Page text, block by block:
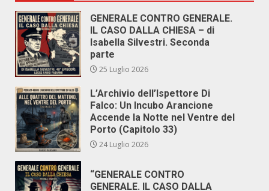
GENERALE CONTRO GENERALE.
IL CASO DALLA CHIESA – di
Isabella Silvestri. Seconda
parte
25 Luglio 2026
L’Archivio dell’Ispettore Di
Falco: Un Incubo Arancione
Accende la Notte nel Ventre del
Porto (Capitolo 33)
24 Luglio 2026
“GENERALE CONTRO
GENERALE. IL CASO DALLA